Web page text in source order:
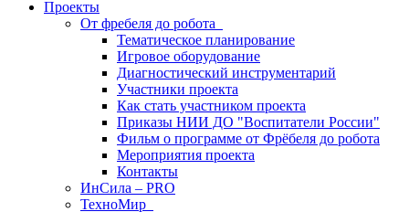
Проекты
От фребеля до робота
Тематическое планирование
Игровое оборудование
Диагностический инструментарий
Участники проекта
Как стать участником проекта
Приказы НИИ ДО "Воспитатели России"
Фильм о программе от Фрёбеля до робота
Мероприятия проекта
Контакты
ИнСила – PRO
ТехноМир